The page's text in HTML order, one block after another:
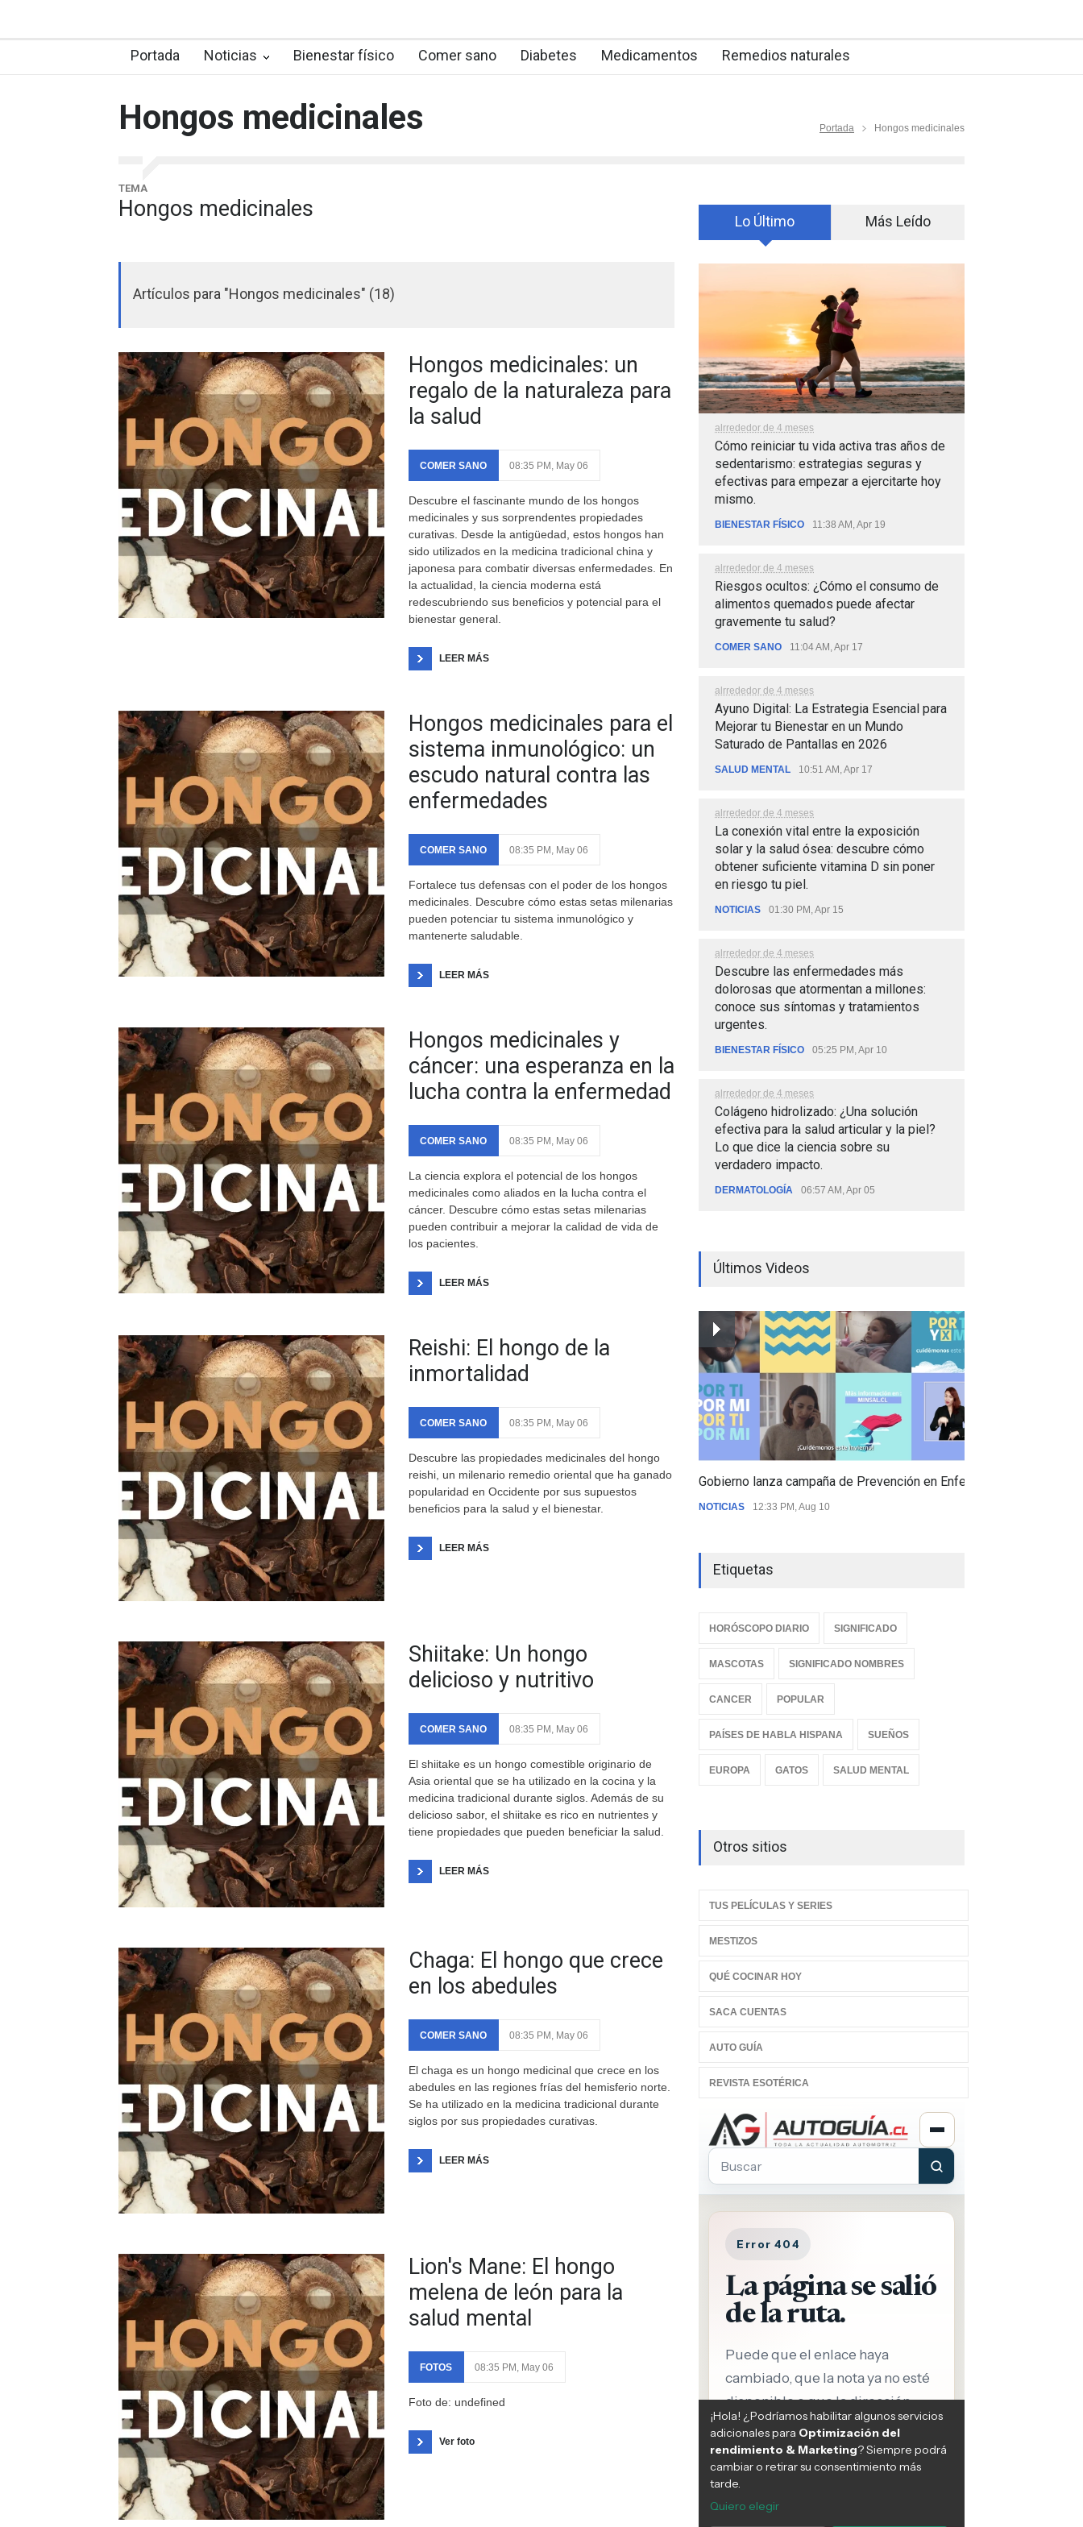
Portada Noticias Bienestar físico Comer sano Diabetes Medicamentos Remedios naturales
Hongos medicinales Portada Hongos medicinales
TEMA
Hongos medicinales
Artículos para "Hongos medicinales" (18)
Hongos medicinales: un
regalo de la naturaleza para
la salud
COMER SANO 08:35 PM, May 06
Descubre el fascinante mundo de los hongos
medicinales y sus sorprendentes propiedades
curativas. Desde la antigüedad, estos hongos han
sido utilizados en la medicina tradicional china y
japonesa para combatir diversas enfermedades. En
la actualidad, la ciencia moderna está
redescubriendo sus beneficios y potencial para el
bienestar general.
LEER MÁS
Hongos medicinales para el
sistema inmunológico: un
escudo natural contra las
enfermedades
COMER SANO 08:35 PM, May 06
Fortalece tus defensas con el poder de los hongos
medicinales. Descubre cómo estas setas milenarias
pueden potenciar tu sistema inmunológico y
mantenerte saludable.
LEER MÁS
Hongos medicinales y
cáncer: una esperanza en la
lucha contra la enfermedad
COMER SANO 08:35 PM, May 06
La ciencia explora el potencial de los hongos
medicinales como aliados en la lucha contra el
cáncer. Descubre cómo estas setas milenarias
pueden contribuir a mejorar la calidad de vida de
los pacientes.
LEER MÁS
Reishi: El hongo de la
inmortalidad
COMER SANO 08:35 PM, May 06
Descubre las propiedades medicinales del hongo
reishi, un milenario remedio oriental que ha ganado
popularidad en Occidente por sus supuestos
beneficios para la salud y el bienestar.
LEER MÁS
Shiitake: Un hongo
delicioso y nutritivo
COMER SANO 08:35 PM, May 06
El shiitake es un hongo comestible originario de
Asia oriental que se ha utilizado en la cocina y la
medicina tradicional durante siglos. Además de su
delicioso sabor, el shiitake es rico en nutrientes y
tiene propiedades que pueden beneficiar la salud.
LEER MÁS
Chaga: El hongo que crece
en los abedules
COMER SANO 08:35 PM, May 06
El chaga es un hongo medicinal que crece en los
abedules en las regiones frías del hemisferio norte.
Se ha utilizado en la medicina tradicional durante
siglos por sus propiedades curativas.
LEER MÁS
Lion's Mane: El hongo
melena de león para la
salud mental
FOTOS 08:35 PM, May 06
Foto de: undefined
Ver foto
Lo Último Más Leído
alrrededor de 4 meses
Cómo reiniciar tu vida activa tras años de
sedentarismo: estrategias seguras y
efectivas para empezar a ejercitarte hoy
mismo.
BIENESTAR FÍSICO 11:38 AM, Apr 19
alrrededor de 4 meses
Riesgos ocultos: ¿Cómo el consumo de
alimentos quemados puede afectar
gravemente tu salud?
COMER SANO 11:04 AM, Apr 17
alrrededor de 4 meses
Ayuno Digital: La Estrategia Esencial para
Mejorar tu Bienestar en un Mundo
Saturado de Pantallas en 2026
SALUD MENTAL 10:51 AM, Apr 17
alrrededor de 4 meses
La conexión vital entre la exposición
solar y la salud ósea: descubre cómo
obtener suficiente vitamina D sin poner
en riesgo tu piel.
NOTICIAS 01:30 PM, Apr 15
alrrededor de 4 meses
Descubre las enfermedades más
dolorosas que atormentan a millones:
conoce sus síntomas y tratamientos
urgentes.
BIENESTAR FÍSICO 05:25 PM, Apr 10
alrrededor de 4 meses
Colágeno hidrolizado: ¿Una solución
efectiva para la salud articular y la piel?
Lo que dice la ciencia sobre su
verdadero impacto.
DERMATOLOGÍA 06:57 AM, Apr 05
Últimos Videos
Gobierno lanza campaña de Prevención en Enfermedades
NOTICIAS 12:33 PM, Aug 10
Etiquetas
HORÓSCOPO DIARIO SIGNIFICADO
MASCOTAS SIGNIFICADO NOMBRES
CANCER POPULAR
PAÍSES DE HABLA HISPANA SUEÑOS
EUROPA GATOS SALUD MENTAL
Otros sitios
TUS PELÍCULAS Y SERIES
MESTIZOS
QUÉ COCINAR HOY
SACA CUENTAS
AUTO GUÍA
REVISTA ESOTÉRICA